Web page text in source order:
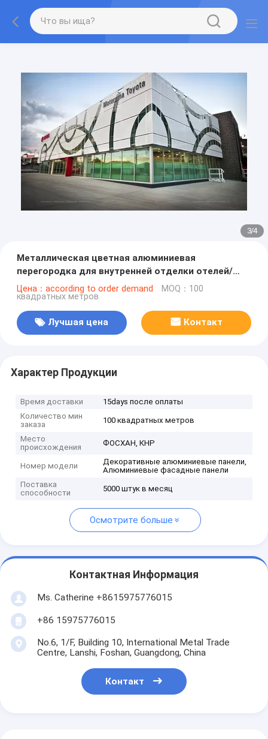
3/4
Металлическая цветная алюминиевая
перегородка для внутренней отделки отелей/
вилл/лобби
Цена：according to order demand MOQ：100
квадратных метров
Лучшая цена Контакт
Характер Продукции
Время доставки
15days после оплаты
Количество мин
заказа
100 квадратных метров
Место
происхождения
ФОСХАН, КНР
Номер модели
Декоративные алюминиевые панели,
Алюминиевые фасадные панели
Поставка
способности
5000 штук в месяц
Осмотрите больше
Контактная Информация
Ms. Catherine +8615975776015
+86 15975776015
No.6, 1/F, Building 10, International Metal Trade
Centre, Lanshi, Foshan, Guangdong, China
Контакт